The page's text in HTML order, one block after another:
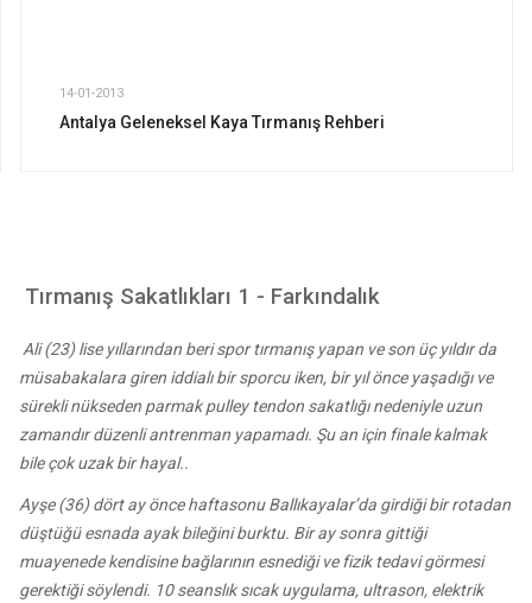
14-01-2013
Antalya Geleneksel Kaya Tırmanış Rehberi
Tırmanış Sakatlıkları 1 - Farkındalık
Ali (23) lise yıllarından beri spor tırmanış yapan ve son üç yıldır da
müsabakalara giren iddialı bir sporcu iken, bir yıl önce yaşadığı ve
sürekli nükseden parmak pulley tendon sakatlığı nedeniyle uzun
zamandır düzenli antrenman yapamadı. Şu an için finale kalmak
bile çok uzak bir hayal..
Ayşe (36) dört ay önce haftasonu Ballıkayalar’da girdiği bir rotadan
düştüğü esnada ayak bileğini burktu. Bir ay sonra gittiği
muayenede kendisine bağlarının esnediği ve fizik tedavi görmesi
gerektiği söylendi. 10 seanslık sıcak uygulama, ultrason, elektrik